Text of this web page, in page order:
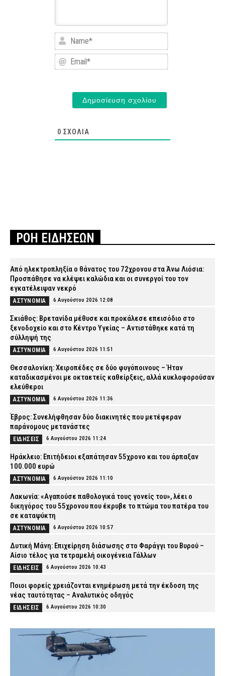
Name*
Email*
0 ΣΧΌΛΙΑ
ΡΟΗ ΕΙΔΗΣΕΩΝ
Από ηλεκτροπληξία ο θάνατος του 72χρονου στα Άνω Λιόσια:
Προσπάθησε να κλέψει καλώδια και οι συνεργοί του τον
εγκατέλειψαν νεκρό
ΑΣΤΥΝΟΜΙΑ 6 Αυγούστου 2026 12:08
Σκιάθος: Βρετανίδα μέθυσε και προκάλεσε επεισόδιο στο
ξενοδοχείο και στο Κέντρο Υγείας – Αντιστάθηκε κατά τη
σύλληψή της
ΑΣΤΥΝΟΜΙΑ 6 Αυγούστου 2026 11:51
Θεσσαλονίκη: Χειροπέδες σε δύο φυγόποινους – Ήταν
καταδικασμένοι με οκταετείς καθείρξεις, αλλά κυκλοφορούσαν
ελεύθεροι
ΑΣΤΥΝΟΜΙΑ 6 Αυγούστου 2026 11:36
Έβρος: Συνελήφθησαν δύο διακινητές που μετέφεραν
παράνομους μετανάστες
ΕΙΔΗΣΕΙΣ 6 Αυγούστου 2026 11:24
Ηράκλειο: Επιτήδειοι εξαπάτησαν 55χρονο και του άρπαξαν
100.000 ευρώ
ΑΣΤΥΝΟΜΙΑ 6 Αυγούστου 2026 11:10
Λακωνία: «Αγαπούσε παθολογικά τους γονείς του», λέει ο
δικηγόρος του 55χρονου που έκρυβε το πτώμα του πατέρα του
σε καταψύκτη
ΑΣΤΥΝΟΜΙΑ 6 Αυγούστου 2026 10:57
Δυτική Μάνη: Επιχείρηση διάσωσης στο Φαράγγι του Βυρού –
Αίσιο τέλος για τετραμελή οικογένεια Γάλλων
ΕΙΔΗΣΕΙΣ 6 Αυγούστου 2026 10:43
Ποιοι φορείς χρειάζονται ενημέρωση μετά την έκδοση της
νέας ταυτότητας – Αναλυτικός οδηγός
ΕΙΔΗΣΕΙΣ 6 Αυγούστου 2026 10:30
δίπλωμα και ενεπλάκη σε τροχαίο
6 Αυγούστου 2026 10:17
Επεισόδιο σε νυχτερινό κέντρο στο Αίγιο: Δύο αλλοδαπές